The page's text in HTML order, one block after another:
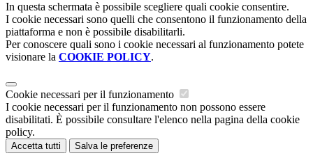
In questa schermata è possibile scegliere quali cookie consentire.
I cookie necessari sono quelli che consentono il funzionamento della
piattaforma e non è possibile disabilitarli.
Per conoscere quali sono i cookie necessari al funzionamento potete
visionare la COOKIE POLICY.
Cookie necessari per il funzionamento
I cookie necessari per il funzionamento non possono essere
disabilitati. È possibile consultare l'elenco nella pagina della cookie
policy.
Accetta tutti Salva le preferenze